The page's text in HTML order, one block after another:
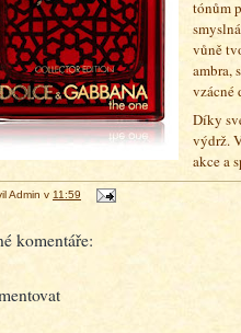
tónům
vůně
ambra,
vzácné
Díky
výdrž.
akce a
Admin v 11:59
komentáře: